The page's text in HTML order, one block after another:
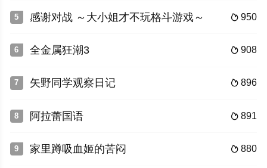
5  950
感谢对战 ～大小姐才不玩格斗游戏～
6  908
全金属狂潮3
7  896
矢野同学观察日记
8  891
阿拉蕾国语
9  880
家里蹲吸血姬的苦闷